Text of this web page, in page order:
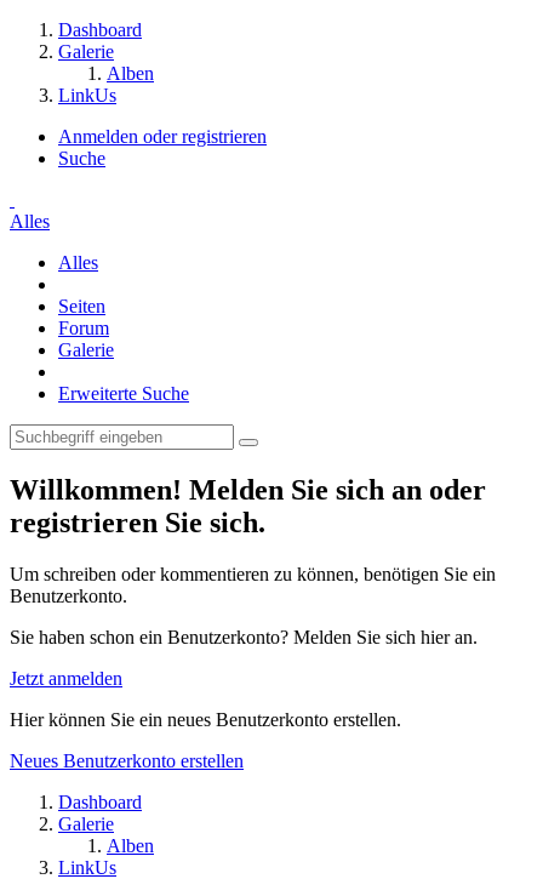
Dashboard
Galerie
Alben
LinkUs
Anmelden oder registrieren
Suche
Alles
Alles
Seiten
Forum
Galerie
Erweiterte Suche
Willkommen! Melden Sie sich an oder
registrieren Sie sich.
Um schreiben oder kommentieren zu können, benötigen Sie ein
Benutzerkonto.
Sie haben schon ein Benutzerkonto? Melden Sie sich hier an.
Jetzt anmelden
Hier können Sie ein neues Benutzerkonto erstellen.
Neues Benutzerkonto erstellen
Dashboard
Galerie
Alben
LinkUs